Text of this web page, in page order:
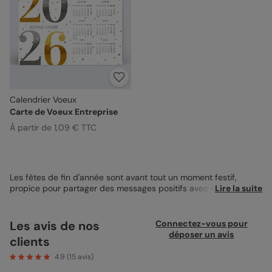
Calendrier Voeux
Carte de Voeux Entreprise
À partir de 1,09 € TTC
Les fêtes de fin d'année sont avant tout un moment festif,
propice pour partager des messages positifs avec vos
de bonheur, de réussite et de santé à vos plus fidèles clients:
ce serait dommage qu’ils commencent l’année sans avoir
entendu parler de vous ! Une jolie carte de voeux est toujours
une petite attention touchante, appréciée à sa juste valeur par
Lire la suite
Les avis de nos
clients
4.9 (15 avis)
Connectez-vous pour
déposer un avis